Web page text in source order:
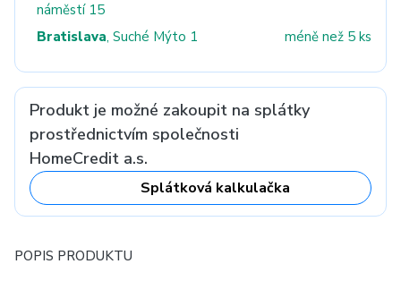
náměstí 15
Bratislava, Suché Mýto 1 méně než 5 ks
Produkt je možné zakoupit na splátky
prostřednictvím společnosti
HomeCredit a.s.
Splátková kalkulačka
POPIS PRODUKTU